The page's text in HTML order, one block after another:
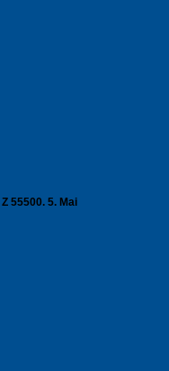
55500. 5. Mai